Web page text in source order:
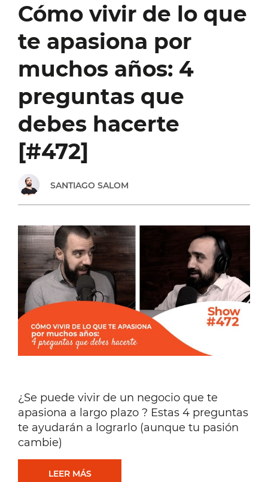
ÉXITO
EN
SOCIEDAD
[EPISODIO
Cómo vivir de lo que
te apasiona por
muchos años: 4
preguntas que
debes hacerte
[#472]
SANTIAGO SALOM
¿Se puede vivir de un negocio que te
apasiona a largo plazo ? Estas 4 preguntas
te ayudarán a lograrlo (aunque tu pasión
cambie)
LEER MÁSCÓMO